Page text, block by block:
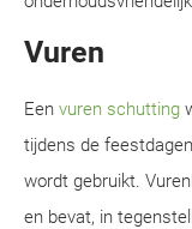
Vuren
Een vuren schutting
tijdens de
wordt gebruikt.
en bevat, in